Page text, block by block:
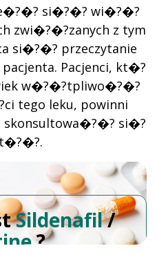
si�?�? wi�?�?
zwi�?�?zanych z tym
si�?�? przeczytanie
Pacjenci, kt�?
w�?�?tpliwo�?�?
tego leku, powinni
skonsultowa�?�? si�?
Sildenafil/
?